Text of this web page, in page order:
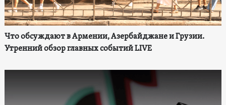
Что обсуждают в Армении, Азербайджане и Грузии.
Утренний обзор главных событий LIVE